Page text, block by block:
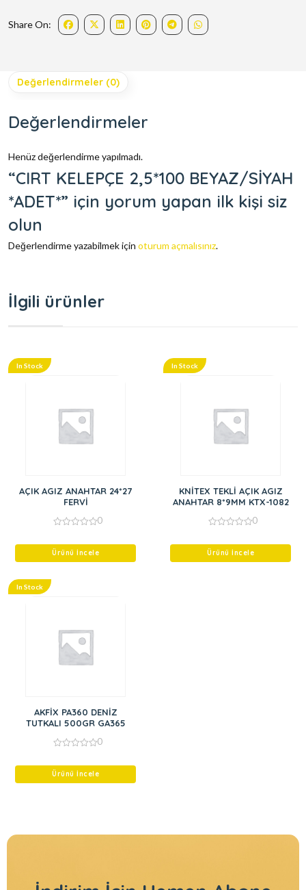
Share On:
Değerlendirmeler (0)
Değerlendirmeler
Henüz değerlendirme yapılmadı.
“CIRT KELEPÇE 2,5*100 BEYAZ/SİYAH
*ADET*” için yorum yapan ilk kişi siz
olun
Değerlendirme yazabilmek için oturum açmalısınız.
İlgili ürünler
In Stock
AÇIK AGIZ ANAHTAR 24*27
FERVİ
of
0
Ürünü İncele
In Stock
KNİTEX TEKLİ AÇIK AGIZ
ANAHTAR 8*9MM KTX-1082
of
0
Ürünü İncele
In Stock
AKFİX PA360 DENİZ
TUTKALI 500GR GA365
of
0
Ürünü İncele